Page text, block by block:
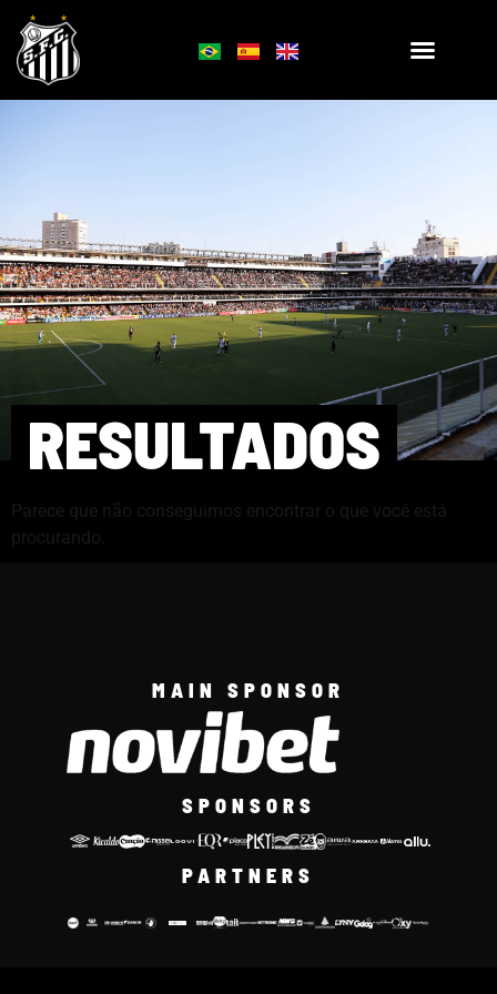
RESULTADOS
Parece que não conseguimos encontrar o que você está
procurando.
MAIN SPONSOR
SPONSORS
PARTNERS